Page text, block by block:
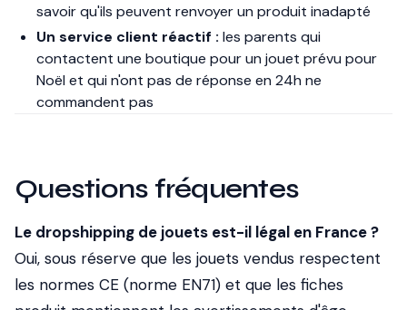
savoir qu'ils peuvent renvoyer un produit inadapté
Un service client réactif : les parents qui
contactent une boutique pour un jouet prévu pour
Noël et qui n'ont pas de réponse en 24h ne
commandent pas
Questions fréquentes
Le dropshipping de jouets est-il légal en France ?
Oui, sous réserve que les jouets vendus respectent
les normes CE (norme EN71) et que les fiches